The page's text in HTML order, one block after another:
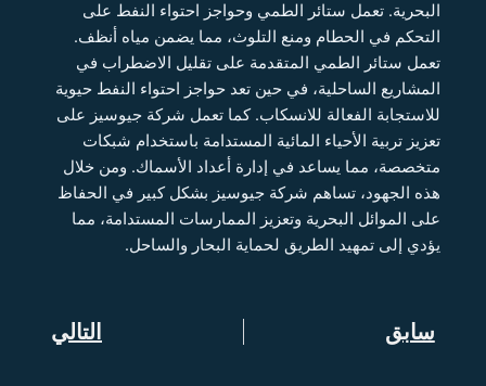
البحرية. تعمل ستائر الطمي وحواجز احتواء النفط على
التحكم في الحطام ومنع التلوث، مما يضمن مياه أنظف.
تعمل ستائر الطمي المتقدمة على تقليل الاضطراب في
المشاريع الساحلية، في حين تعد حواجز احتواء النفط حيوية
للاستجابة الفعالة للانسكاب. كما تعمل شركة جيوسيز على
تعزيز تربية الأحياء المائية المستدامة باستخدام شبكات
متخصصة، مما يساعد في إدارة أعداد الأسماك. ومن خلال
هذه الجهود، تساهم شركة جيوسيز بشكل كبير في الحفاظ
على الموائل البحرية وتعزيز الممارسات المستدامة، مما
يؤدي إلى تمهيد الطريق لحماية البحار والساحل.
Prev
سابق التالي